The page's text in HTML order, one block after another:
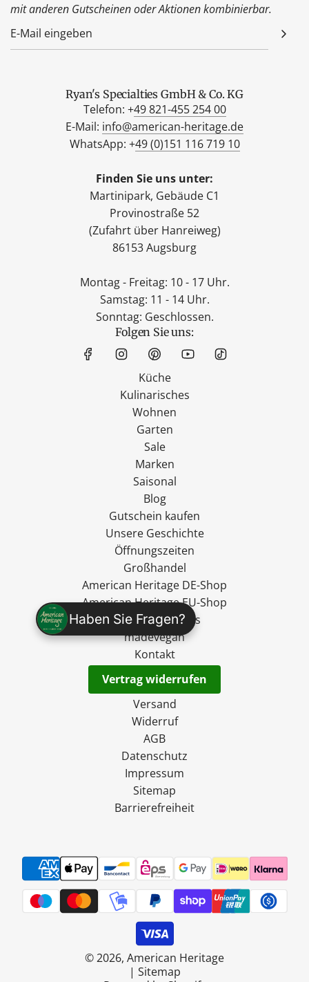
Haben Sie Fragen?
mit anderen Gutscheinen oder Aktionen kombinierbar.
Ryan's Specialties GmbH & Co. KG
Telefon: +49 821-455 254 00
E-Mail: info@american-heritage.de
WhatsApp: +49 (0)151 116 719 10
Finden Sie uns unter:
Martinipark, Gebäude C1
Provinostraße 52
(Zufahrt über Hanreiweg)
86153 Augsburg
Montag - Freitag: 10 - 17 Uhr.
Samstag: 11 - 14 Uhr.
Sonntag: Geschlossen.
Folgen Sie uns:
Küche
Kulinarisches
Wohnen
Garten
Sale
Marken
Saisonal
Blog
Gutschein kaufen
Unsere Geschichte
Öffnungszeiten
Großhandel
American Heritage DE-Shop
American Heritage EU-Shop
Ryan's Specialties
madevegan
Kontakt
Vertrag widerrufen
Versand
Widerruf
AGB
Datenschutz
Impressum
Sitemap
Barrierefreiheit
© 2026, American Heritage
| Sitemap